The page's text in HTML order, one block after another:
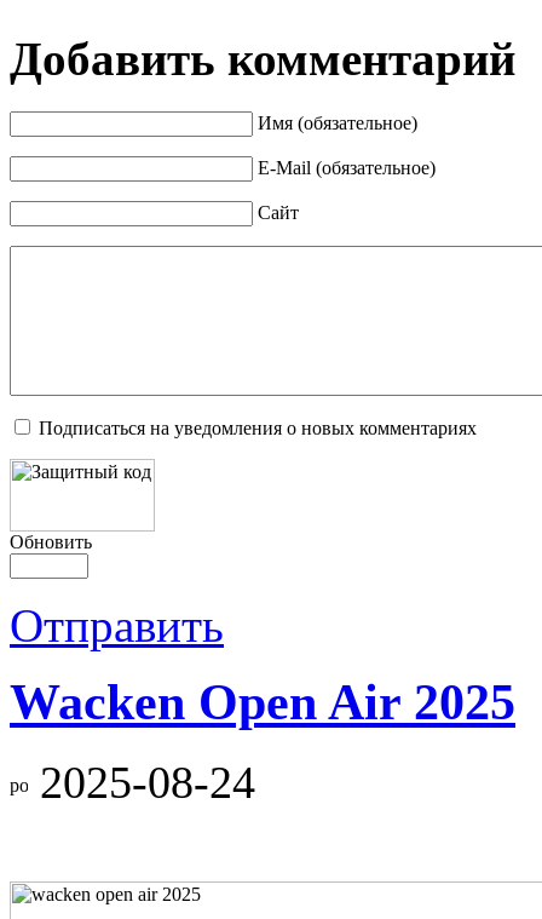
Добавить комментарий
Имя (обязательное)
E-Mail (обязательное)
Сайт
Подписаться на уведомления о новых комментариях
Обновить
Отправить
Wacken Open Air 2025
2025-08-24